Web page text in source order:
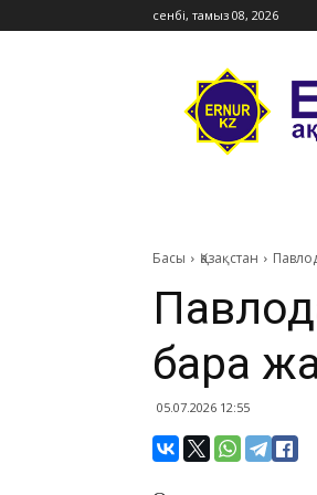
сенбі, тамыз 08, 2026
Ernur
Press
Басы Қазақстан
бара
05.07.2026 12:55